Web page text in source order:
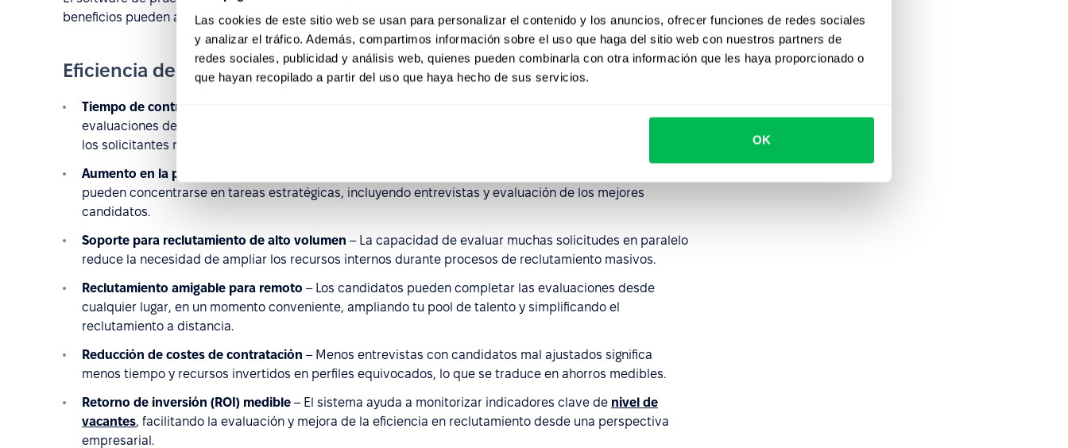
Las cookies de este sitio web se usan para personalizar el contenido y los anuncios, ofrecer funciones de redes sociales
y analizar el tráfico. Además, compartimos información sobre el uso que haga del sitio web con nuestros partners de
redes sociales, publicidad y análisis web, quienes pueden combinarla con otra información que les haya proporcionado o
que hayan recopilado a partir del uso que haya hecho de sus servicios.
OK
beneficios pueden agruparse en cuatro áreas clave:
Eficiencia del proceso y automatización
Tiempo de contratación más rápido
evaluaciones de los candidatos y permite que los reclutadores pasen más rápido a las entrevistas con
los solicitantes más adecuados. También facilita una entrega más rápida de
Aumento en la productividad de RR.HH.
pueden concentrarse en tareas estratégicas, incluyendo entrevistas y evaluación de los mejores
candidatos.
Soporte para reclutamiento de alto volumen – La capacidad de evaluar muchas solicitudes en paralelo
reduce la necesidad de ampliar los recursos internos durante procesos de reclutamiento masivos.
Reclutamiento amigable para remoto – Los candidatos pueden completar las evaluaciones desde
cualquier lugar, en un momento conveniente, ampliando tu pool de talento y simplificando el
reclutamiento a distancia.
Reducción de costes de contratación – Menos entrevistas con candidatos mal ajustados significa
menos tiempo y recursos invertidos en perfiles equivocados, lo que se traduce en ahorros medibles.
Retorno de inversión (ROI) medible – El sistema ayuda a monitorizar indicadores clave de nivel de
vacantes, facilitando la evaluación y mejora de la eficiencia en reclutamiento desde una perspectiva
empresarial.